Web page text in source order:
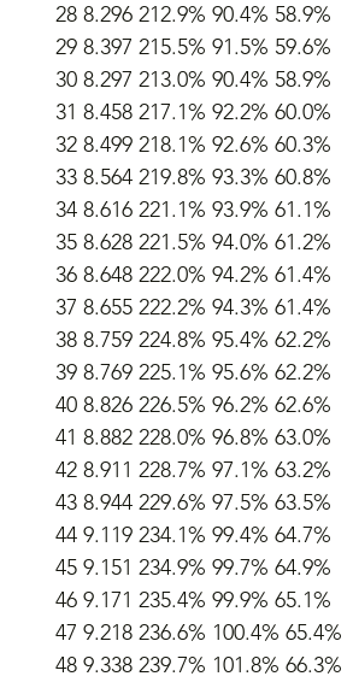
28 8.296 212.9% 90.4% 58.9%
29 8.397 215.5% 91.5% 59.6%
30 8.297 213.0% 90.4% 58.9%
31 8.458 217.1% 92.2% 60.0%
32 8.499 218.1% 92.6% 60.3%
33 8.564 219.8% 93.3% 60.8%
34 8.616 221.1% 93.9% 61.1%
35 8.628 221.5% 94.0% 61.2%
36 8.648 222.0% 94.2% 61.4%
37 8.655 222.2% 94.3% 61.4%
38 8.759 224.8% 95.4% 62.2%
39 8.769 225.1% 95.6% 62.2%
40 8.826 226.5% 96.2% 62.6%
41 8.882 228.0% 96.8% 63.0%
42 8.911 228.7% 97.1% 63.2%
43 8.944 229.6% 97.5% 63.5%
44 9.119 234.1% 99.4% 64.7%
45 9.151 234.9% 99.7% 64.9%
46 9.171 235.4% 99.9% 65.1%
47 9.218 236.6% 100.4% 65.4%
48 9.338 239.7% 101.8% 66.3%